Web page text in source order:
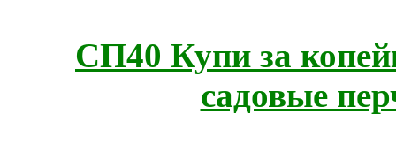
СП40 Купи за
садовые